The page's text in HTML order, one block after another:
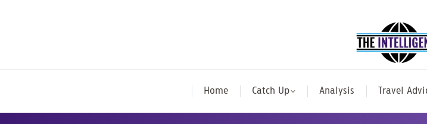
Home Catch Up Analysis Travel